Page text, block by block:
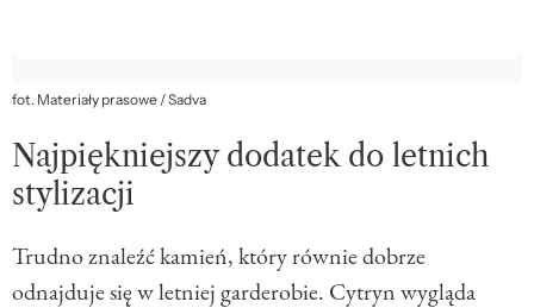
fot. Materiały prasowe / Sadva
Najpiękniejszy dodatek do letnich
stylizacji
Trudno znaleźć kamień, który równie dobrze
odnajduje się w letniej garderobie. Cytryn wygląda